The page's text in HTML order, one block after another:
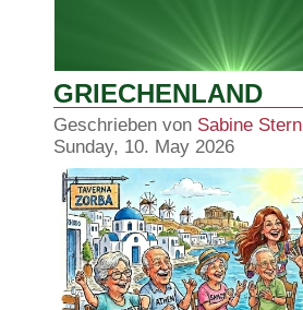
GRIECHENLAND
Geschrieben von Sabine Stern
Sunday, 10. May 2026